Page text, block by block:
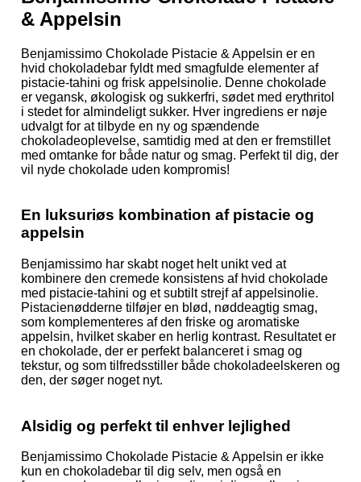
& Appelsin
Benjamissimo Chokolade Pistacie & Appelsin er en
hvid chokoladebar fyldt med smagfulde elementer af
pistacie-tahini og frisk appelsinolie. Denne chokolade
er vegansk, økologisk og sukkerfri, sødet med erythritol
i stedet for almindeligt sukker. Hver ingrediens er nøje
udvalgt for at tilbyde en ny og spændende
chokoladeoplevelse, samtidig med at den er fremstillet
med omtanke for både natur og smag. Perfekt til dig, der
vil nyde chokolade uden kompromis!
En luksuriøs kombination af pistacie og
appelsin
Benjamissimo har skabt noget helt unikt ved at
kombinere den cremede konsistens af hvid chokolade
med pistacie-tahini og et subtilt strejf af appelsinolie.
Pistacienødderne tilføjer en blød, nøddeagtig smag,
som komplementeres af den friske og aromatiske
appelsin, hvilket skaber en herlig kontrast. Resultatet er
en chokolade, der er perfekt balanceret i smag og
tekstur, og som tilfredsstiller både chokoladeelskeren og
den, der søger noget nyt.
Alsidig og perfekt til enhver lejlighed
Benjamissimo Chokolade Pistacie & Appelsin er ikke
kun en chokoladebar til dig selv, men også en